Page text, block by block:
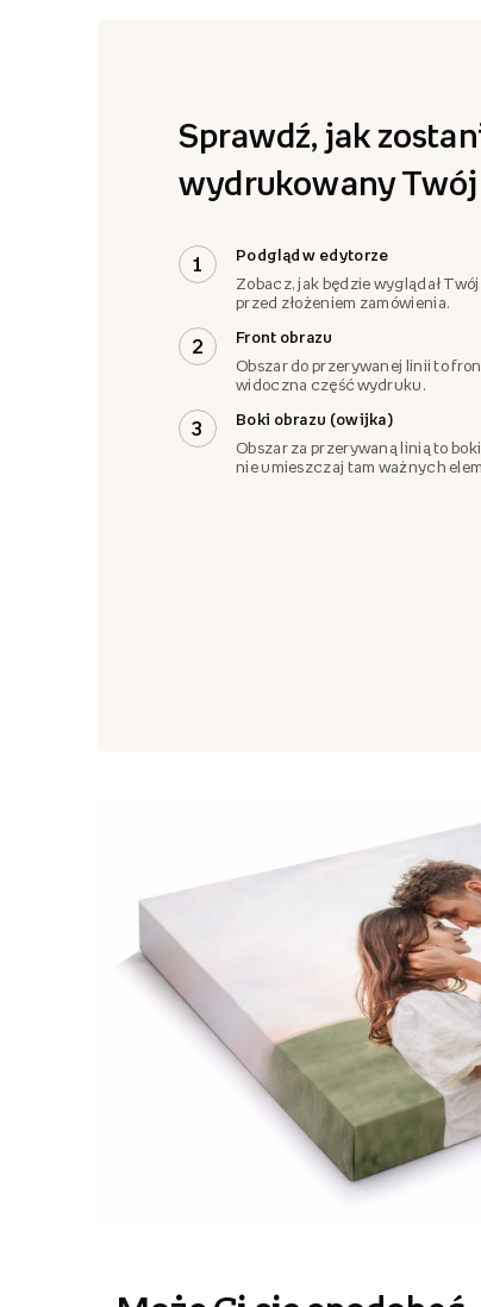
Sprawdź, jak
wydrukowany Twój
1
Podgląd w edytorze
Zobacz, jak będzie wyglądał
przed złożeniem zamówienia.
2
Front obrazu
Obszar do przerywanej linii to
widoczna część wydruku.
3
Boki obrazu (owijka)
Obszar za przerywaną linią to
nie umieszczaj tam ważnych